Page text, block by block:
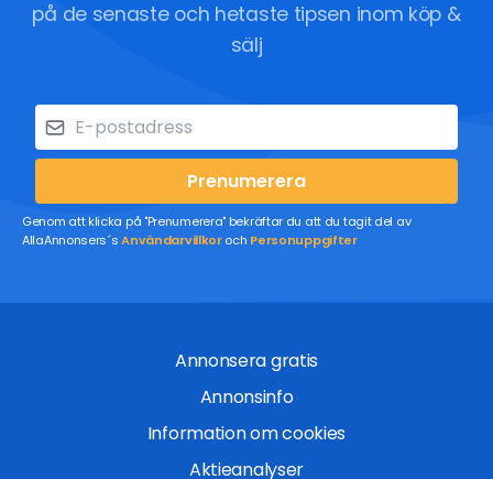
på de senaste och hetaste tipsen inom köp &
sälj
Prenumerera
Genom att klicka på "Prenumerera" bekräftar du att du tagit del av
AllaAnnonsers´sAnvändarvillkoroch Personuppgifter
Annonsera gratis
Annonsinfo
Information om cookies
Aktieanalyser